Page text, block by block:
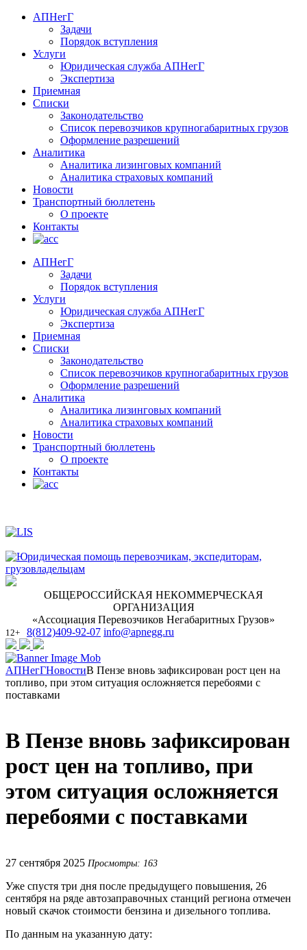
АПНегГ
Задачи
Порядок вступления
Услуги
Юридическая служба АПНегГ
Экспертиза
Приемная
Списки
Законодательство
Список перевозчиков крупногабаритных грузов
Оформление разрешений
Аналитика
Аналитика лизинговых компаний
Aналитика страховых компаний
Новости
Транспортный бюллетень
О проекте
Контакты
АПНегГ
Задачи
Порядок вступления
Услуги
Юридическая служба АПНегГ
Экспертиза
Приемная
Списки
Законодательство
Список перевозчиков крупногабаритных грузов
Оформление разрешений
Аналитика
Аналитика лизинговых компаний
Aналитика страховых компаний
Новости
Транспортный бюллетень
О проекте
Контакты
ОБЩЕРОССИЙСКАЯ НЕКОММЕРЧЕСКАЯ
ОРГАНИЗАЦИЯ
«Ассоциация Перевозчиков Негабаритных Грузов»
12+ 8(812)409-92-07 info@apnegg.ru
АПНегГНовостиВ Пензе вновь зафиксирован рост цен на
топливо, при этом ситуация осложняется перебоями с
поставками
В Пензе вновь зафиксирован
рост цен на топливо, при
этом ситуация осложняется
перебоями с поставками
27 сентября 2025 Просмотры: 163
Уже спустя три дня после предыдущего повышения, 26
сентября на ряде автозаправочных станций региона отмечен
новый скачок стоимости бензина и дизельного топлива.
По данным на указанную дату: